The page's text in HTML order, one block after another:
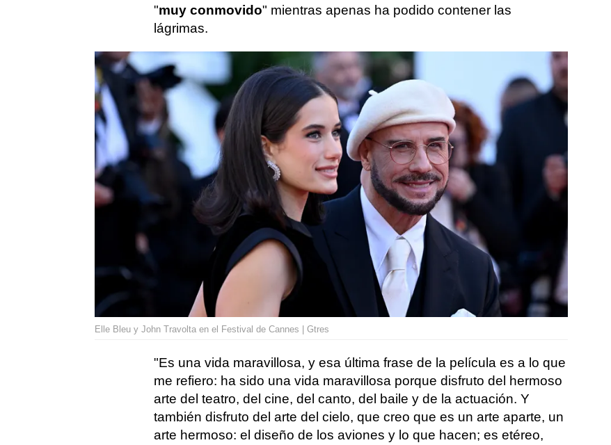
"muy conmovido" mientras apenas ha podido contener las
lágrimas.
Elle Bleu y John Travolta en el Festival de Cannes | Gtres
"Es una vida maravillosa, y esa última frase de la película es a lo que
me refiero: ha sido una vida maravillosa porque disfruto del hermoso
arte del teatro, del cine, del canto, del baile y de la actuación. Y
también disfruto del arte del cielo, que creo que es un arte aparte, un
arte hermoso: el diseño de los aviones y lo que hacen; es etéreo,